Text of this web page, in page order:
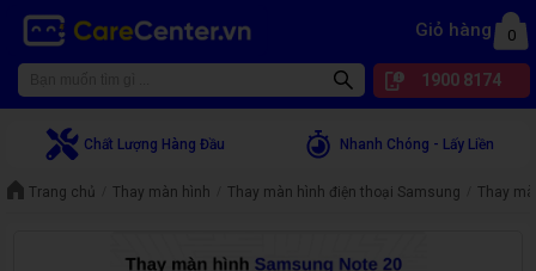
Giỏ hàng 0
1900 8174
Chất Lượng Hàng Đầu Nhanh Chóng - Lấy Liền
Trang chủ Thay màn hình Thay màn hình điện thoại Samsung Thay